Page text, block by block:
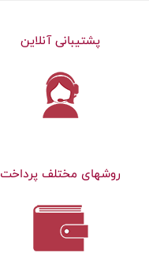
پشتیبانی آنلاین
روشهای مختلف پرداخت